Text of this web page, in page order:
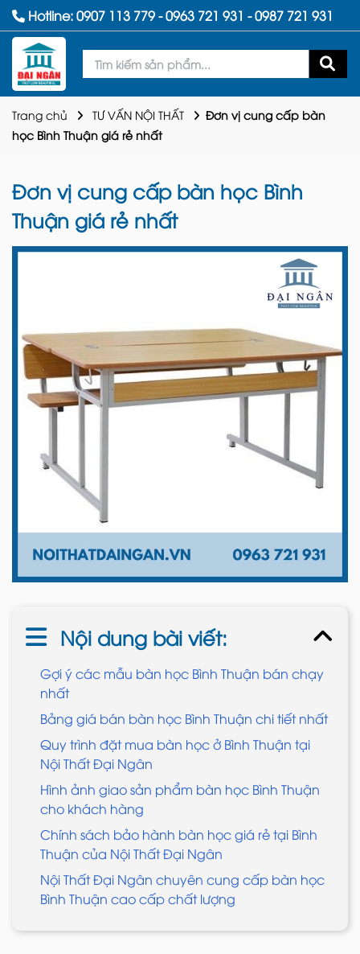
Hotline:0907 113 779-0963 721 931 -0987 721 931
Trang chủ TƯ VẤN NỘI THẤT
Đơn vị cung cấp bàn
học Bình Thuận giá rẻ nhất
Đơn vị cung cấp bàn học Bình
Thuận giá rẻ nhất
Nội dung bài viết:
Gợi ý các mẫu bàn học Bình Thuận bán chạy
nhất
Bảng giá bán bàn học Bình Thuận chi tiết nhất
Quy trình đặt mua bàn học ở Bình Thuận tại
Nội Thất Đại Ngân
Hình ảnh giao sản phẩm bàn học Bình Thuận
cho khách hàng
Chính sách bảo hành bàn học giá rẻ tại Bình
Thuận của Nội Thất Đại Ngân
Nội Thất Đại Ngân chuyên cung cấp bàn học
Bình Thuận cao cấp chất lượng